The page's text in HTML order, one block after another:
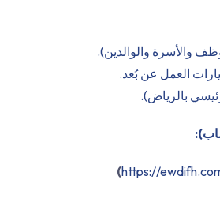
والأسرة والوالدين).
العمل عن بُعد.
بالرياض).
https://
)